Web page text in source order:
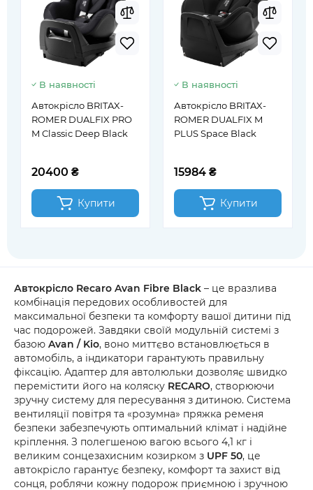
В наявності
Автокрісло BRITAX-
ROMER DUALFIX PRO
M Classic Deep Black
20400 ₴
Купити
В наявності
Автокрісло BRITAX-
ROMER DUALFIX M
PLUS Space Black
15984 ₴
Купити
Автокрісло Recaro Avan Fibre Black – це вразлива
комбінація передових особливостей для
максимальної безпеки та комфорту вашої дитини під
час подорожей. Завдяки своїй модульній системі з
базою Avan / Kio, воно миттєво встановлюється в
автомобіль, а індикатори гарантують правильну
фіксацію. Адаптер для автолюльки дозволяє швидко
перемістити його на коляску RECARO, створюючи
зручну систему для пересування з дитиною. Система
вентиляції повітря та «розумна» пряжка ременя
безпеки забезпечують оптимальний клімат і надійне
кріплення. З полегшеною вагою всього 4,1 кг і
великим сонцезахисним козирком з UPF 50, це
автокрісло гарантує безпеку, комфорт та захист від
сонця, роблячи кожну подорож приємною і зручною